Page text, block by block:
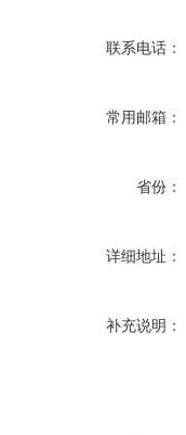
联系电话：
常用邮箱：
省份：
详细地址：
补充说明：